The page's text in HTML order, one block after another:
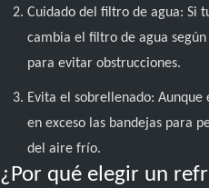
Cuidado del filtro de agua: Si
cambia el filtro de agua
para evitar obstrucciones.
Evita el sobrellenado:
en exceso las bandejas para
del aire frío.
¿Por qué elegir un